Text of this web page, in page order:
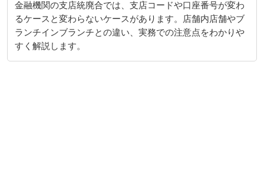
金融機関の支店統廃合では、支店コードや口座番号が変わ
るケースと変わらないケースがあります。店舗内店舗やブ
ランチインブランチとの違い、実務での注意点をわかりや
すく解説します。